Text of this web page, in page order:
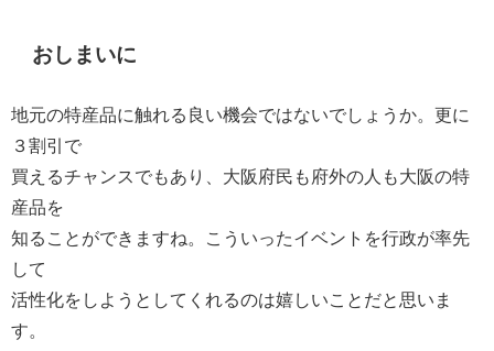
おしまいに
地元の特産品に触れる良い機会ではないでしょうか。更に
３割引で
買えるチャンスでもあり、大阪府民も府外の人も大阪の特
産品を
知ることができますね。こういったイベントを行政が率先
して
活性化をしようとしてくれるのは嬉しいことだと思いま
す。